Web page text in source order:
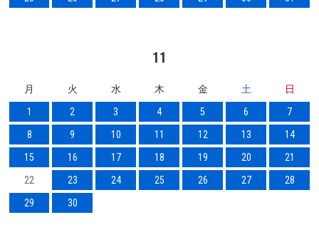
11
月 火 水 木 金 土
日
1
2 3 4 5 6
7
8
9 10 11 12 13
14
15
16 17 18 19 20
21
22
23 24 25 26 27
28
29
30